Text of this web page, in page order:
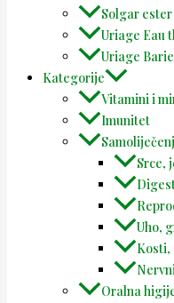
Solgar
Uriage Eau
Uriage
Kategorije
Vitamini i
Imunitet
Srce,
Uho,
Kosti,
Oralna